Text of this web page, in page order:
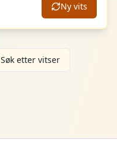
Ny vits
Søk etter vitser